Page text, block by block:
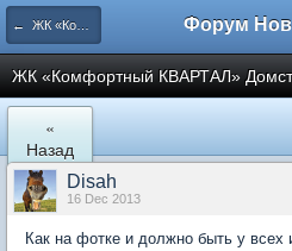
← ЖК «Комфортный КВАРТАЛ»
ЖК «Комфортный КВАРТАЛ»
«
Назад
Disah
16 Dec 2013
Как на фотке и должно быть у всех